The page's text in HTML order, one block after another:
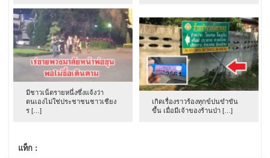
มีชาวเน็ตรายหนึ่งซึ่งแจ้งว่า
ตนเองไม่ใช่ประชาชนชาวเชียง
ร […]
เกิดเรื่องราวร้องทุกข์ปนขำขัน
ขึ้น เมื่อมีเจ้าของร้านป่า […]
แท็ก :